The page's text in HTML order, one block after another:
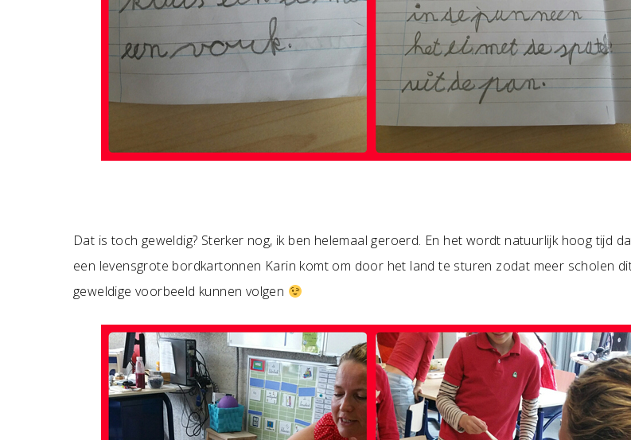
Dat is toch geweldig? Sterker nog, ik ben helemaal geroerd. En het wordt natuurlijk hoog tijd
een levensgrote bordkartonnen Karin komt om door het land te sturen zodat meer scholen
geweldige voorbeeld kunnen volgen